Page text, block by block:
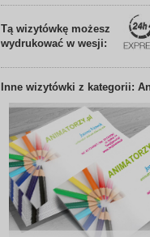
Tą wizytówkę możesz
wydrukować w wesji:
Inne wizytówki z kategorii: